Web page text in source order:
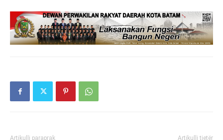
Artikulli paraprak Artikulli tjetër